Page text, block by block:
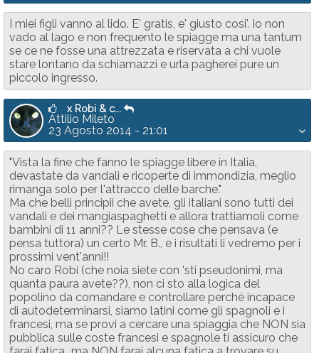
I miei figli vanno al lido. E' gratis, e' giusto cosi'. Io non
vado al lago e non frequento le spiagge ma una tantum
se ce ne fosse una attrezzata e riservata a chi vuole
stare lontano da schiamazzi e urla pagherei pure un
piccolo ingresso.
x Robi & c...
Attilio Mileto
23 Agosto 2014 - 21:01
"Vista la fine che fanno le spiagge libere in Italia,
devastate da vandali e ricoperte di immondizia, meglio
rimanga solo per l'attracco delle barche."
Ma che belli principii che avete, gli italiani sono tutti dei
vandali e dei mangiaspaghetti e allora trattiamoli come
bambini di 11 anni?? Le stesse cose che pensava (e
pensa tuttora) un certo Mr. B., e i risultati li vedremo per i
prossimi vent'anni!!
No caro Robi (che noia siete con 'sti pseudonimi, ma
quanta paura avete??), non ci sto alla logica del
popolino da comandare e controllare perché incapace
di autodeterminarsi, siamo latini come gli spagnoli e i
francesi, ma se provi a cercare una spiaggia che NON sia
pubblica sulle coste francesi e spagnole ti assicuro che